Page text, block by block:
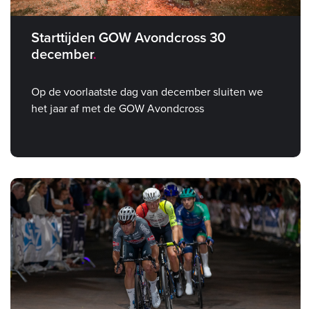
Starttijden GOW Avondcross 30
december
Op de voorlaatste dag van december sluiten we
het jaar af met de GOW Avondcross